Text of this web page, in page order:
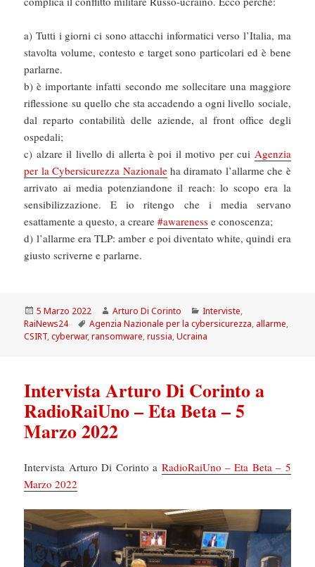
a) Tutti i giorni ci sono attacchi informatici verso l’Italia, ma
stavolta volume, contesto e target sono particolari ed è bene
parlarne.
b) è importante infatti secondo me sollecitare una maggiore
riflessione su quello che sta accadendo a ogni livello sociale,
dal reparto contabilità delle aziende, al front office degli
ospedali;
c) alzare il livello di allerta è poi il motivo per cui Agenzia
per la Cybersicurezza Nazionaleha diramato l’allarme che è
arrivato ai media potenziandone il reach: lo scopo era la
sensibilizzazione. E io ritengo che i media servano
esattamente a questo, a creare#awareness e conoscenza;
d) l’allarme era TLP: amber e poi diventato white, quindi era
giusto scriverne e parlarne.
Scritto
il
5 Marzo 2022 Autore
Arturo Di Corinto Categorie
Interviste,
RaiNews24
Tag
Agenzia Nazionale per la cybersicurezza, allarme,
CSIRT,cyberwar,ransomware,russia,Ucraina
Intervista Arturo Di Corinto a
RadioRaiUno – Eta Beta – 5
Marzo 2022
Intervista Arturo Di Corinto a RadioRaiUno – Eta Beta – 5
Marzo 2022